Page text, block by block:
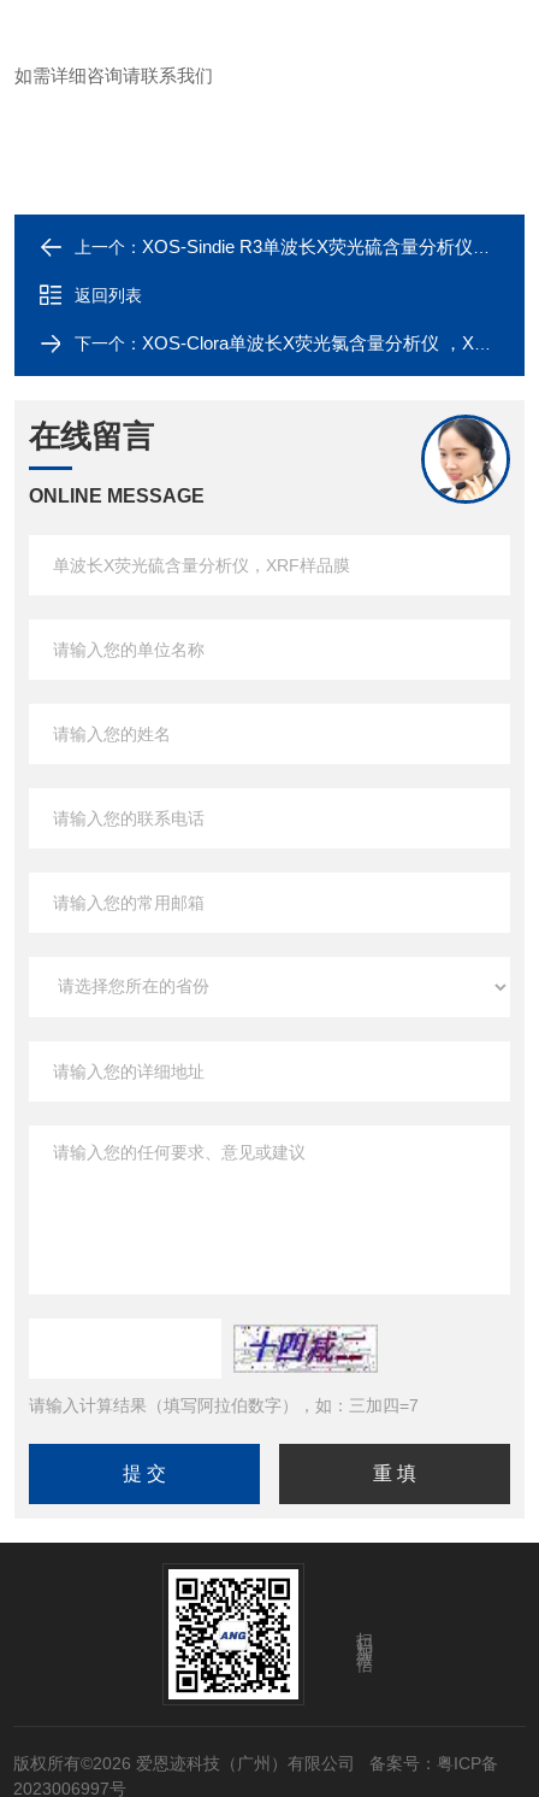
如需详细咨询请联系我们
上一个： XOS-Sindie R3单波长X荧光硫含量分析仪，XRF样品膜
返回列表
下一个： XOS-Clora单波长X荧光氯含量分析仪 ，XRF样品膜
在线留言
ONLINE MESSAGE
请输入计算结果（填写阿拉伯数字），如：三加四=7
扫码加微信
版权所有©2026 爱恩迹科技（广州）有限公司 备案号：粤ICP备
2023006997号